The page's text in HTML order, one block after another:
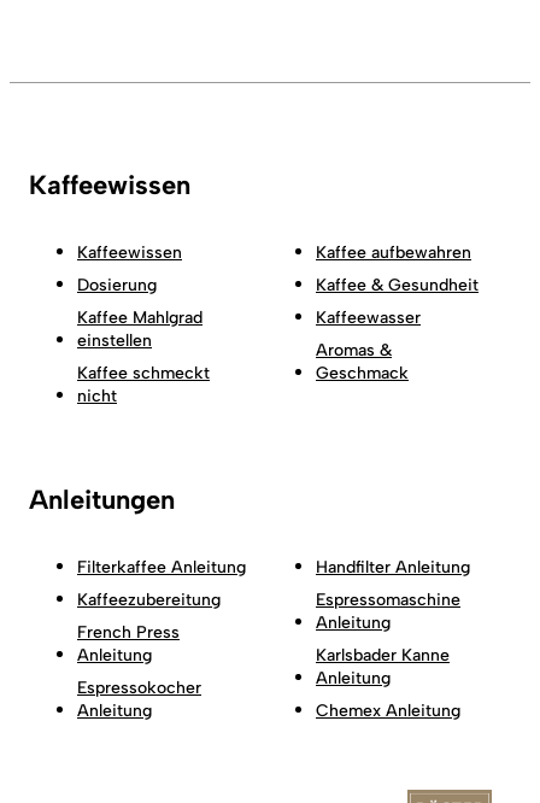
Kaffeewissen
Kaffeewissen
Dosierung
Kaffee Mahlgrad
einstellen
Kaffee schmeckt
nicht
Kaffee aufbewahren
Kaffee & Gesundheit
Kaffeewasser
Aromas &
Geschmack
Anleitungen
Filterkaffee Anleitung
Kaffeezubereitung
French Press
Anleitung
Espressokocher
Anleitung
Handfilter Anleitung
Espressomaschine
Anleitung
Karlsbader Kanne
Anleitung
Chemex Anleitung